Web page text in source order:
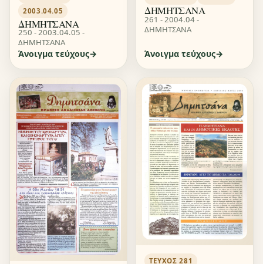
2003.04.05
ΔΗΜΗΤΣΑΝΑ
250 - 2003.04.05 -
ΔΗΜΗΤΣΑΝΑ
Άνοιγμα τεύχους
ΔΗΜΗΤΣΑΝΑ
261 - 2004.04 -
ΔΗΜΗΤΣΑΝΑ
Άνοιγμα τεύχους
ΤΕΎΧΟΣ 281